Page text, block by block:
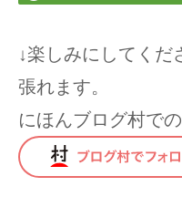
↓楽しみにしてくだ
張れます。
にほんブログ村で